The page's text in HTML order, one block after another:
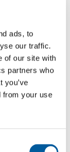
ads, to
our traffic.
of our site with
partners who
you’ve
from your use